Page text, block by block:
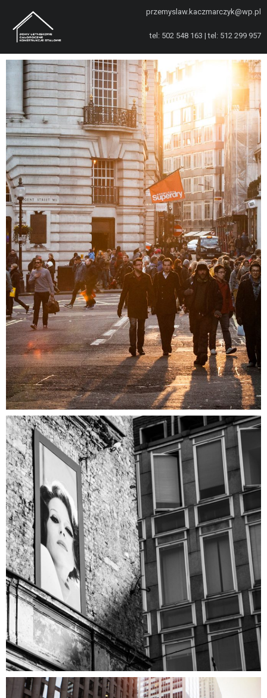
przemyslaw.kaczmarczyk@wp.pl
tel: 502 548 163 | tel: 512 299 957